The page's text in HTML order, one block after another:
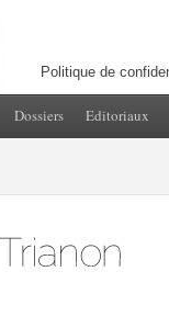
Politique de
Dossiers Editoriaux